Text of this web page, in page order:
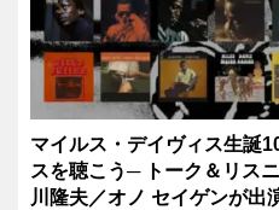
マイルス・デイヴィス生誕
スを聴こう─ トーク＆リス
川隆夫／オノ セイゲンが出